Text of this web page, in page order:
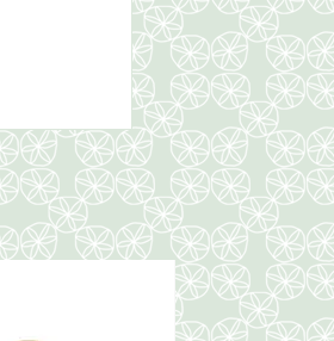
Perforacion: 3mm
Nuevo